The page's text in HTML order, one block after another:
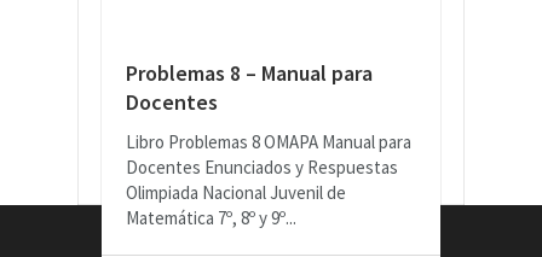
Problemas 8 – Manual para
Docentes
Libro Problemas 8 OMAPA Manual para
Docentes Enunciados y Respuestas
Olimpiada Nacional Juvenil de
Matemática 7º, 8º y 9º...